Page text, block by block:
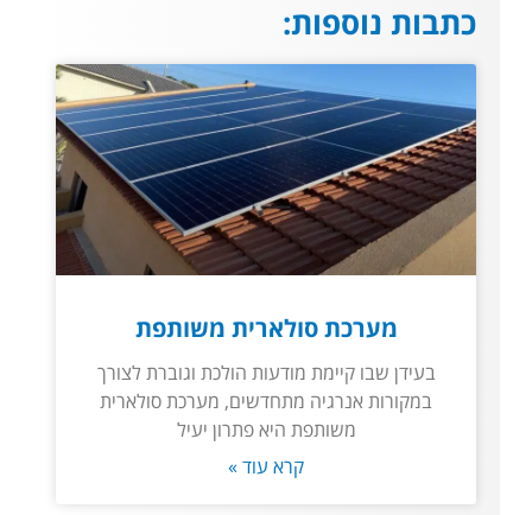
כתבות נוספות:
מערכת סולארית משותפת
בעידן שבו קיימת מודעות הולכת וגוברת לצורך
במקורות אנרגיה מתחדשים, מערכת סולארית
משותפת היא פתרון יעיל
קרא עוד »